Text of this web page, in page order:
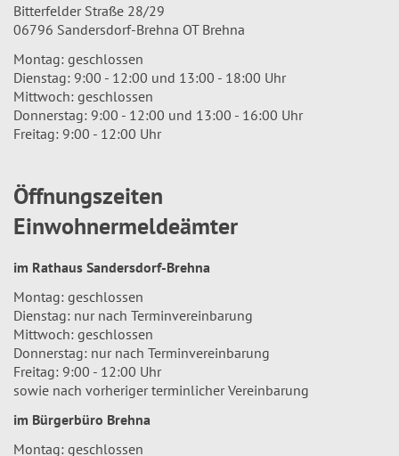
Bitterfelder Straße 28/29
06796 Sandersdorf-Brehna OT Brehna
Montag: geschlossen
Dienstag: 9:00 - 12:00 und 13:00 - 18:00 Uhr
Mittwoch: geschlossen
Donnerstag: 9:00 - 12:00 und 13:00 - 16:00 Uhr
Freitag: 9:00 - 12:00 Uhr
Öffnungszeiten
Einwohnermeldeämter
im Rathaus Sandersdorf-Brehna
Montag: geschlossen
Dienstag: nur nach Terminvereinbarung
Mittwoch: geschlossen
Donnerstag: nur nach Terminvereinbarung
Freitag: 9:00 - 12:00 Uhr
sowie nach vorheriger terminlicher Vereinbarung
im Bürgerbüro Brehna
Montag: geschlossen